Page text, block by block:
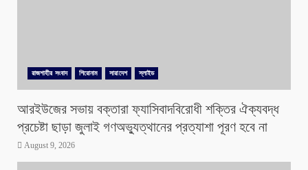
রাজশাহীর সংবাদ শিরোনাম সারাদেশ স্লাইড
আরইউজের সভায় বক্তারা ফ্যাসিবাদবিরোধী শক্তির ঐক্যবদ্ধ
প্রচেষ্টা ছাড়া জুলাই গণঅভ্যুত্থানের প্রত্যাশা পূরণ হবে না
August 9, 2026